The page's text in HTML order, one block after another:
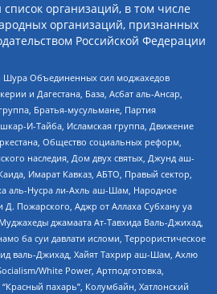
организаций, в том числе
организаций, признанных
Российской Федерации
Объединенных сил моджахедов
и Дагестана, База, Асбат аль-Ансар,
Братья-мусульмане, Партия
И-Тайба, Исламская группа, Движение
Общество социальных реформ,
наследия, Дом двух святых, Джунд аш-
Имарат Кавказ, АБТО, Правый сектор,
аль-Нусра ли-Ахль аш-Шам, Народное
Пожарского, Аджр от Аллаха Субхану уа
джамаата Ат-Тавхида Валь-Джихад,
ба суи давлати исломи, Террористическое
валь-Джихад, Хайят Тахрир аш-Шам, Ахлю
White Power, Артподготовка,
пахарь”, Колумбайн, Хатлонский